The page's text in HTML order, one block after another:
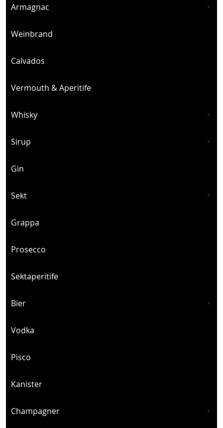
Armagnac
Weinbrand
Calvados
Vermouth & Aperitife
Whisky
Sirup
Gin
Sekt
Grappa
Prosecco
Sektaperitife
Bier
Vodka
Pisco
Kanister
Champagner